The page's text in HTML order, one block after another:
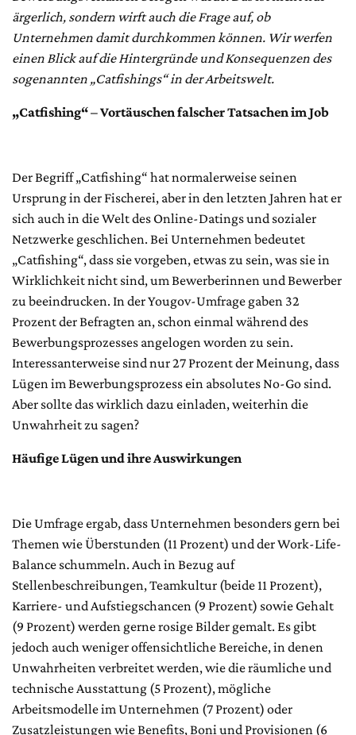
ärgerlich, sondern wirft auch die Frage auf, ob
Unternehmen damit durchkommen können. Wir werfen
einen Blick auf die Hintergründe und Konsequenzen des
sogenannten „Catfishings“ in der Arbeitswelt.
„Catfishing“ – Vortäuschen falscher Tatsachen im Job
Der Begriff „Catfishing“ hat normalerweise seinen
Ursprung in der Fischerei, aber in den letzten Jahren hat er
sich auch in die Welt des Online-Datings und sozialer
Netzwerke geschlichen. Bei Unternehmen bedeutet
„Catfishing“, dass sie vorgeben, etwas zu sein, was sie in
Wirklichkeit nicht sind, um Bewerberinnen und Bewerber
zu beeindrucken. In der Yougov-Umfrage gaben 32
Prozent der Befragten an, schon einmal während des
Bewerbungsprozesses angelogen worden zu sein.
Interessanterweise sind nur 27 Prozent der Meinung, dass
Lügen im Bewerbungsprozess ein absolutes No-Go sind.
Aber sollte das wirklich dazu einladen, weiterhin die
Unwahrheit zu sagen?
Häufige Lügen und ihre Auswirkungen
Die Umfrage ergab, dass Unternehmen besonders gern bei
Themen wie Überstunden (11 Prozent) und der Work-Life-
Balance schummeln. Auch in Bezug auf
Stellenbeschreibungen, Teamkultur (beide 11 Prozent),
Karriere- und Aufstiegschancen (9 Prozent) sowie Gehalt
(9 Prozent) werden gerne rosige Bilder gemalt. Es gibt
jedoch auch weniger offensichtliche Bereiche, in denen
Unwahrheiten verbreitet werden, wie die räumliche und
technische Ausstattung (5 Prozent), mögliche
Arbeitsmodelle im Unternehmen (7 Prozent) oder
Zusatzleistungen wie Benefits, Boni und Provisionen (6